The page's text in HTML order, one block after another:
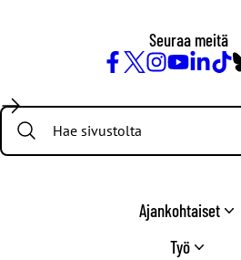
Seuraa meitä
/
Twitter
Search:
Ajankohtaiset
Työ